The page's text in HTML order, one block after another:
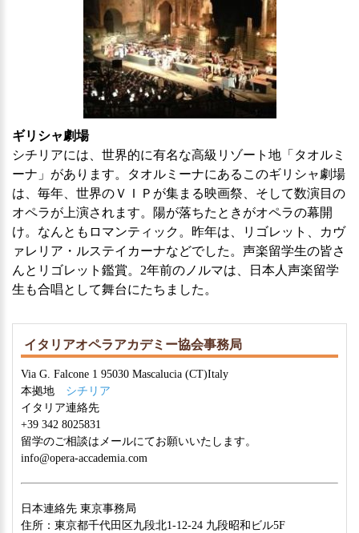
ギリシャ劇場
シチリアには、世界的に有名な高級リゾート地「タオルミ
ーナ」があります。タオルミーナにあるこのギリシャ劇場
は、毎年、世界のＶＩＰが集まる映画祭、そして数演目の
オペラが上演されます。陽が落ちたときがオペラの幕開
け。なんともロマンティック。昨年は、リゴレット、カヴ
ァレリア・ルステイカーナなどでした。声楽留学生の皆さ
んとリゴレット鑑賞。2年前のノルマは、日本人声楽留学
生も合唱として舞台にたちました。
イタリアオペラアカデミー協会事務局
Via G. Falcone 1 95030 Mascalucia (CT)Italy
本拠地 シチリア
イタリア連絡先
+39 342 8025831
留学のご相談はメールにてお願いいたします。
info@opera-accademia.com
日本連絡先 東京事務局
住所：東京都千代田区九段北1-12-24 九段昭和ビル5F